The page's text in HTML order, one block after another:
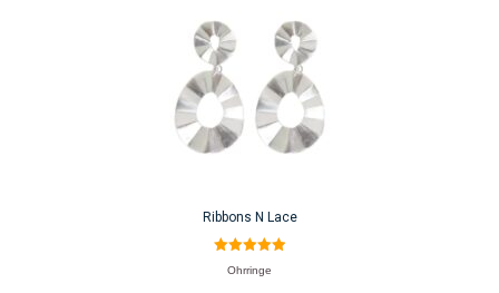
Ribbons N Lace
5.00
von 5
Ohrringe